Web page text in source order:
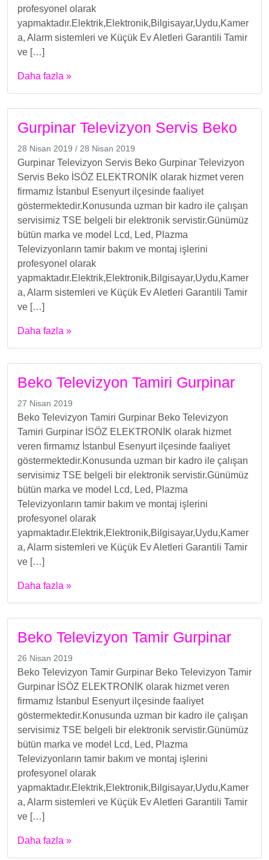
profesyonel olarak
yapmaktadır.Elektrik,Elektronik,Bilgisayar,Uydu,Kamer
a, Alarm sistemleri ve Küçük Ev Aletleri Garantili Tamir
ve […]
Daha fazla »
Gurpinar Televizyon Servis Beko
28 Nisan 2019 / 28 Nisan 2019
Gurpinar Televizyon Servis Beko Gurpinar Televizyon
Servis Beko İSÖZ ELEKTRONİK olarak hizmet veren
firmamız İstanbul Esenyurt ilçesinde faaliyet
göstermektedir.Konusunda uzman bir kadro ile çalışan
servisimiz TSE belgeli bir elektronik servistir.Günümüz
bütün marka ve model Lcd, Led, Plazma
Televizyonların tamir bakım ve montaj işlerini
profesyonel olarak
yapmaktadır.Elektrik,Elektronik,Bilgisayar,Uydu,Kamer
a, Alarm sistemleri ve Küçük Ev Aletleri Garantili Tamir
ve […]
Daha fazla »
Beko Televizyon Tamiri Gurpinar
27 Nisan 2019
Beko Televizyon Tamiri Gurpinar Beko Televizyon
Tamiri Gurpinar İSÖZ ELEKTRONİK olarak hizmet
veren firmamız İstanbul Esenyurt ilçesinde faaliyet
göstermektedir.Konusunda uzman bir kadro ile çalışan
servisimiz TSE belgeli bir elektronik servistir.Günümüz
bütün marka ve model Lcd, Led, Plazma
Televizyonların tamir bakım ve montaj işlerini
profesyonel olarak
yapmaktadır.Elektrik,Elektronik,Bilgisayar,Uydu,Kamer
a, Alarm sistemleri ve Küçük Ev Aletleri Garantili Tamir
ve […]
Daha fazla »
Beko Televizyon Tamir Gurpinar
26 Nisan 2019
Beko Televizyon Tamir Gurpinar Beko Televizyon Tamir
Gurpinar İSÖZ ELEKTRONİK olarak hizmet veren
firmamız İstanbul Esenyurt ilçesinde faaliyet
göstermektedir.Konusunda uzman bir kadro ile çalışan
servisimiz TSE belgeli bir elektronik servistir.Günümüz
bütün marka ve model Lcd, Led, Plazma
Televizyonların tamir bakım ve montaj işlerini
profesyonel olarak
yapmaktadır.Elektrik,Elektronik,Bilgisayar,Uydu,Kamer
a, Alarm sistemleri ve Küçük Ev Aletleri Garantili Tamir
ve […]
Daha fazla »